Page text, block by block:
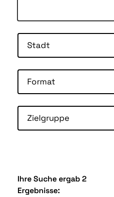
Stadt
Format
Zielgruppe
Ihre Suche ergab 2
Ergebnisse: